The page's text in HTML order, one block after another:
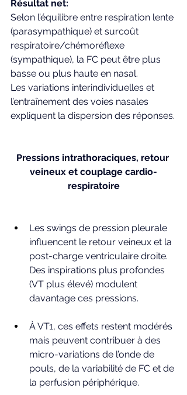
Résultat net:
Selon l’équilibre entre respiration lente
(parasympathique) et surcoût
respiratoire/chémoréflexe
(sympathique), la FC peut être plus
basse ou plus haute en nasal.
Les variations interindividuelles et
l’entraînement des voies nasales
expliquent la dispersion des réponses.
Pressions intrathoraciques, retour
veineux et couplage cardio-
respiratoire
Les swings de pression pleurale
influencent le retour veineux et la
post-charge ventriculaire droite.
Des inspirations plus profondes
(VT plus élevé) modulent
davantage ces pressions.
À VT1, ces effets restent modérés
mais peuvent contribuer à des
micro-variations de l’onde de
pouls, de la variabilité de FC et de
la perfusion périphérique.